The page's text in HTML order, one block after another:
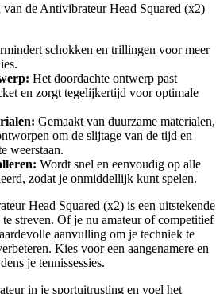
de Antivibrateur Head Squared (x2)
schokken en trillingen voor meer
Het doordachte ontwerp past
en zorgt tegelijkertijd voor optimale
Gemaakt van duurzame materialen,
om de slijtage van de tijd en
weerstaan.
Wordt snel en eenvoudig op alle
zodat je onmiddellijk kunt spelen.
Head Squared (x2) is een uitstekende
te streven. Of je nu amateur of competitief
aanvulling om je techniek te
Kies voor een aangenamere en
je tennissessies.
in je sportuitrusting en voel het